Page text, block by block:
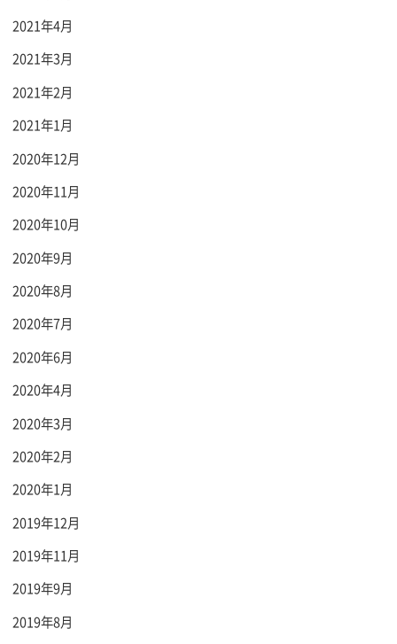
2021年4月
2021年3月
2021年2月
2021年1月
2020年12月
2020年11月
2020年10月
2020年9月
2020年8月
2020年7月
2020年6月
2020年4月
2020年3月
2020年2月
2020年1月
2019年12月
2019年11月
2019年9月
2019年8月